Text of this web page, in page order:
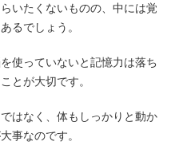
いたくないものの、中には覚
るでしょう。
使っていないと記憶力は落ち
とが大切です。
はなく、体もしっかりと動か
事なのです。